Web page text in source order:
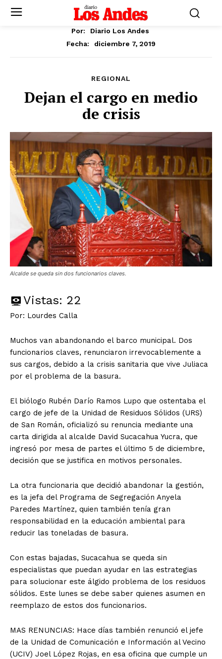
Por:
Diario Los Andes
Fecha:
diciembre 7, 2019
REGIONAL
Dejan el cargo en medio
de crisis
Alcalde se queda sin dos funcionarios claves.
Vistas: 22
Por: Lourdes Calla
Muchos van abandonando el barco municipal. Dos
funcionarios claves, renunciaron irrevocablemente a
sus cargos, debido a la crisis sanitaria que vive Juliaca
por el problema de la basura.
El biólogo Rubén Darío Ramos Lupo que ostentaba el
cargo de jefe de la Unidad de Residuos Sólidos (URS)
de San Román, oficializó su renuncia mediante una
carta dirigida al alcalde David Sucacahua Yucra, que
ingresó por mesa de partes el último 5 de diciembre,
decisión que se justifica en motivos personales.
La otra funcionaria que decidió abandonar la gestión,
es la jefa del Programa de Segregación Anyela
Paredes Martínez, quien también tenía gran
responsabilidad en la educación ambiental para
reducir las toneladas de basura.
Con estas bajadas, Sucacahua se queda sin
especialistas que puedan ayudar en las estrategias
para solucionar este álgido problema de los residuos
sólidos. Este lunes se debe saber quienes asumen en
reemplazo de estos dos funcionarios.
MAS RENUNCIAS: Hace días también renunció el jefe
de la Unidad de Comunicación e Información al Vecino
(UCIV) Joel López Rojas, en esa oficina que cumple un